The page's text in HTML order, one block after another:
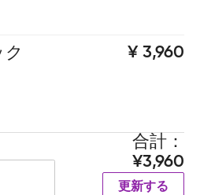
3,960
合計
3,960
更新する